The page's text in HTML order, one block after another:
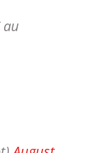
au